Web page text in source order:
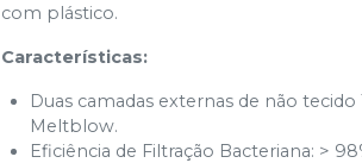
com plástico.
Características:
Duas camadas externas de não tecido
Meltblow.
Eficiência de Filtração Bacteriana: > 98